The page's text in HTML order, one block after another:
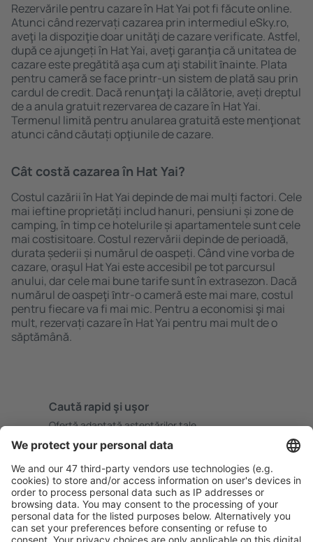
Rezervările pentru cazare în Hat Yai pot fi făcute online.
Atunci când rezervați cazarea prin intermediul eSky.ro,
aveţi la dispoziţie doar unităţi de cazare verificate. Astfel,
după ce ajungeți în Hat Yai, aveţi garanţia că unitatea de
cazare este pregătită aşa cum aţi stabilit ȋnainte. Plata
pentru cameră se face printr-un sistem de plată sau prin
cardul de credit. Dacă renunţaţi la călătorie, aveți dreptul
de a anula gratuit rezervarea de cazare în Hat Yai.
Termenul limită pentru anularea gratuită este menţionat
atunci când căutați opţiunile de cazare.
Cât costă cazarea în Hat Yai?
Costul cazării în Hat Yai depinde de mai mulți factori. Cele
mai ieftine proprietăți includ hanuri, pensiuni și zone de
camping, în timp ce hotelurile și apartamentele sunt cele
mai costisitoare. Costul rezervării depinde de perioadă,
durata șederii și numărul de oaspeți. Când vine vorba de
cazare, oraşul Hat Yai este accesibil pe tot parcursul
anului, dar cele mai bune tarife sunt în extrasezon. Dacă
numărul de oaspeţi ȋntr-o cameră este mai mare, costul
pentru fiecare va fi mai mic. Pentru a economisi şi mai
mult, rezervați cazare în Hat Yai pentru mai mult de o
săptămână.
Caută rapid şi uşor
Ofertă adaptată aşteptărilor tale.
Planifică ȋn siguranţă
Rezervare fără griji cu opțiune gratuită de anulare.
Economiseşte mai mult